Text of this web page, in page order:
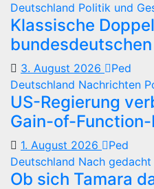
Deutschland Politik und
Klassische
3. August 2026
Ped
Deutschland Nachrichten
US-Regierung
Gain-of-
1. August 2026
Ped
Deutschland Nach gedacht
Ob sich Tamara